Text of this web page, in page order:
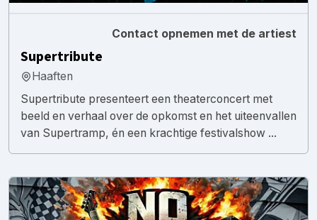
Contact opnemen met de artiest
Supertribute
Haaften
Supertribute presenteert een theaterconcert met
beeld en verhaal over de opkomst en het uiteenvallen
van Supertramp, én een krachtige festivalshow ...